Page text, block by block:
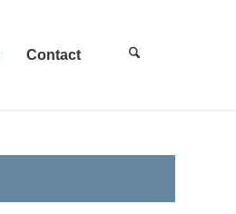
Contact